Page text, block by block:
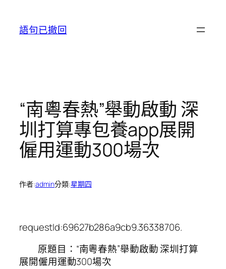
語句已撤回
“南粵春熱”舉動啟動 深
圳打算專包養app展開
僱用運動300場次
作者:admin分類:星期四
requestId:69627b286a9cb9.36338706.
原題目：“南粵春熱”舉動啟動 深圳打算
展開僱用運動300場次